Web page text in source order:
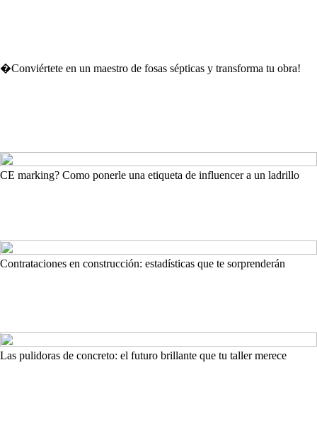
�Conviértete en un maestro de fosas sépticas y transforma tu obra!
CE marking? Como ponerle una etiqueta de influencer a un ladrillo
Contrataciones en construcción: estadísticas que te sorprenderán
Las pulidoras de concreto: el futuro brillante que tu taller merece